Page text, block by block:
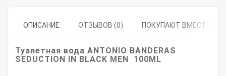
ОПИСАНИЕ ОТЗЫВОВ (0) ПОКУПАЮТ ВМЕСТЕ
Туалетная вода ANTONIO BANDERAS
SEDUCTION IN BLACK MEN 100ML